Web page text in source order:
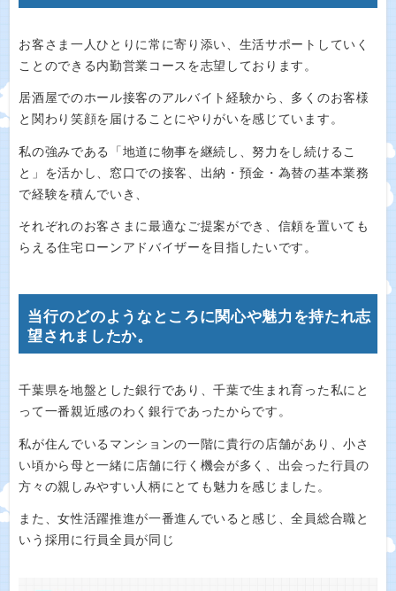
お客さま一人ひとりに常に寄り添い、生活サポートしていく
ことのできる内勤営業コースを志望しております。
居酒屋でのホール接客のアルバイト経験から、多くのお客様
と関わり笑顔を届けることにやりがいを感じています。
私の強みである「地道に物事を継続し、努力をし続けるこ
と」を活かし、窓口での接客、出納・預金・為替の基本業務
で経験を積んでいき、
それぞれのお客さまに最適なご提案ができ、信頼を置いても
らえる住宅ローンアドバイザーを目指したいです。
当行のどのようなところに関心や魅力を持たれ志
望されましたか。
千葉県を地盤とした銀行であり、千葉で生まれ育った私にと
って一番親近感のわく銀行であったからです。
私が住んでいるマンションの一階に貴行の店舗があり、小さ
い頃から母と一緒に店舗に行く機会が多く、出会った行員の
方々の親しみやすい人柄にとても魅力を感じました。
また、女性活躍推進が一番進んでいると感じ、全員総合職と
いう採用に行員全員が同じ